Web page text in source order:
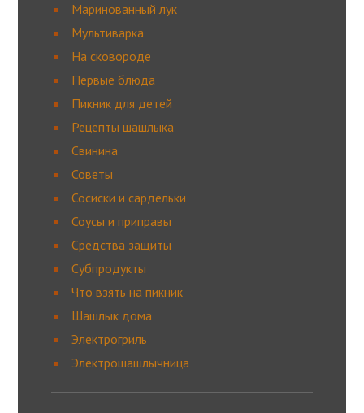
Маринованный лук
Мультиварка
На сковороде
Первые блюда
Пикник для детей
Рецепты шашлыка
Свинина
Советы
Сосиски и сардельки
Соусы и приправы
Средства защиты
Субпродукты
Что взять на пикник
Шашлык дома
Электрогриль
Электрошашлычница